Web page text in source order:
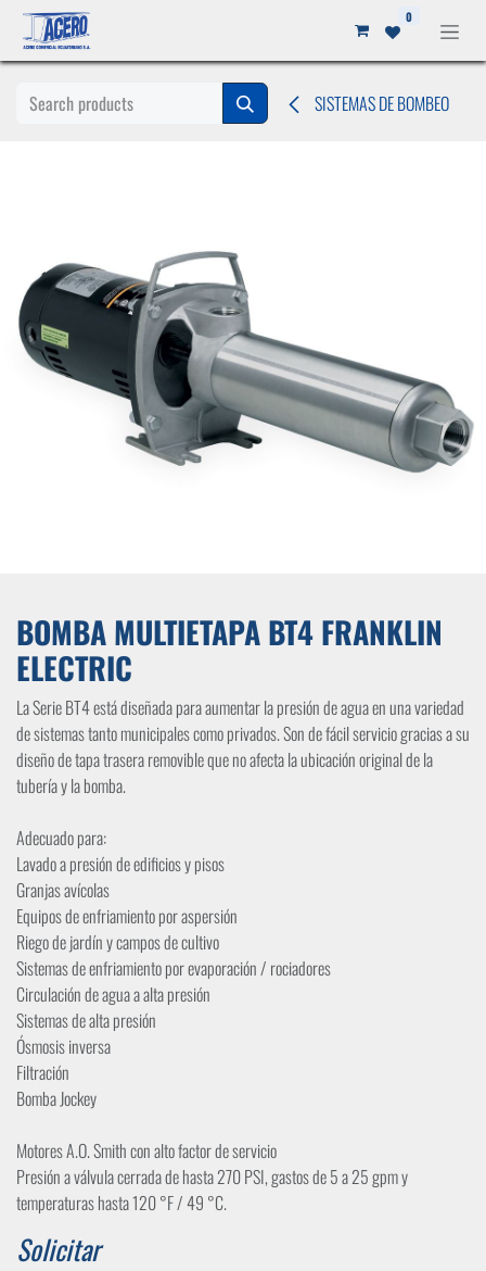
Ir al contenido 0
SISTEMAS DE BOMBEO
BOMBA MULTIETAPA BT4 FRANKLIN
ELECTRIC
La Serie BT4 está diseñada para aumentar la presión de agua en una variedad
de sistemas tanto municipales como privados. Son de fácil servicio gracias a su
diseño de tapa trasera removible que no afecta la ubicación original de la
tubería y la bomba.
Adecuado para:
Lavado a presión de edificios y pisos
Granjas avícolas
Equipos de enfriamiento por aspersión
Riego de jardín y campos de cultivo
Sistemas de enfriamiento por evaporación / rociadores
Circulación de agua a alta presión
Sistemas de alta presión
Ósmosis inversa
Filtración
Bomba Jockey
Motores A.O. Smith con alto factor de servicio
Presión a válvula cerrada de hasta 270 PSI, gastos de 5 a 25 gpm y
temperaturas hasta 120 °F / 49 °C.
Solicitar